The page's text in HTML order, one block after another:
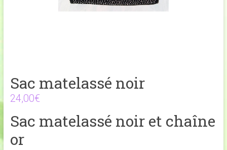
Sac matelassé noir
24,00€
Sac matelassé noir et chaîne
or